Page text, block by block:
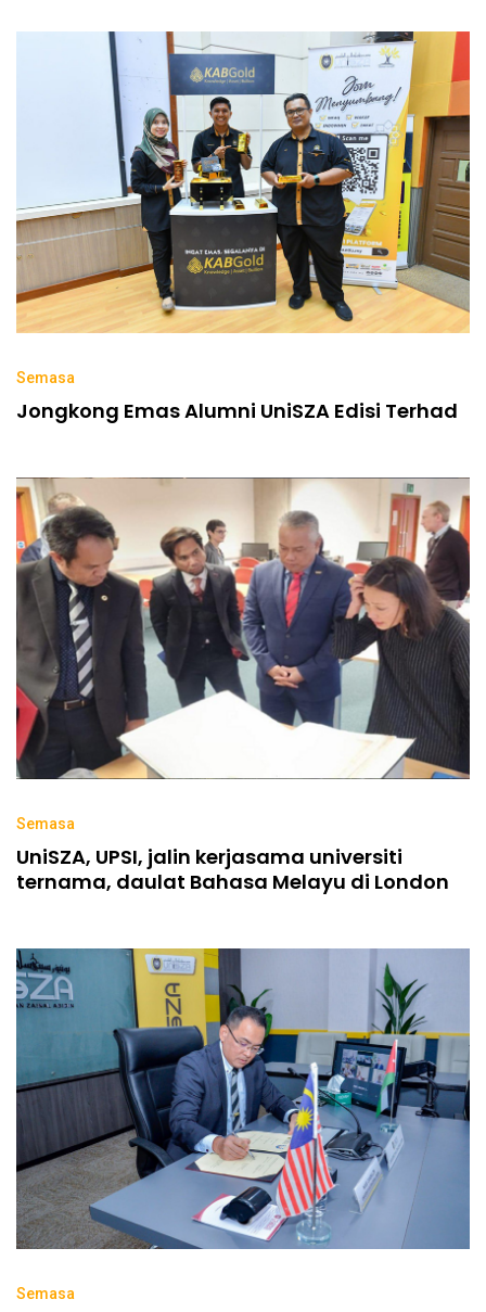
Semasa
Jongkong Emas Alumni UniSZA Edisi Terhad
Semasa
UniSZA, UPSI, jalin kerjasama universiti
ternama, daulat Bahasa Melayu di London
Semasa